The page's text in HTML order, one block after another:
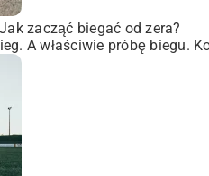
zacząć biegać od zera?
A właściwie próbę biegu.